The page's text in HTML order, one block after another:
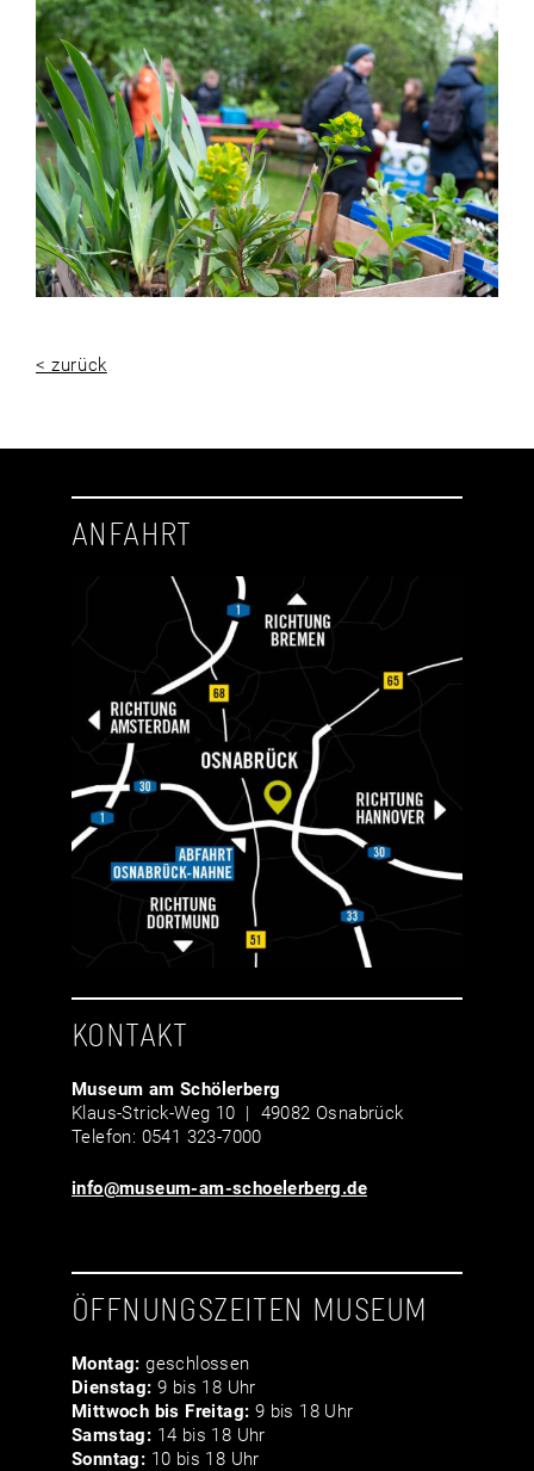
< zurück
ANFAHRT
KONTAKT
Museum am Schölerberg
Klaus-Strick-Weg 10 | 49082 Osnabrück
Telefon: 0541 323-7000
info@museum-am-schoelerberg.de
ÖFFNUNGSZEITEN MUSEUM
Montag: geschlossen
Dienstag: 9 bis 18 Uhr
Mittwoch bis Freitag: 9 bis 18 Uhr
Samstag: 14 bis 18 Uhr
Sonntag: 10 bis 18 Uhr